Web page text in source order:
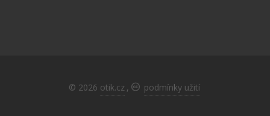
© 2026 otik.cz , podmínky užití